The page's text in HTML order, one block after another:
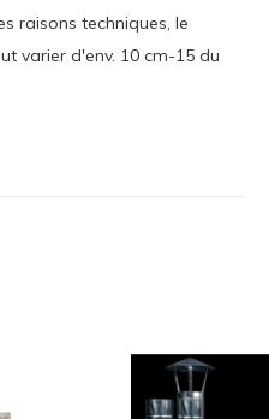
raisons techniques, le
varier d'env. 10 cm-15 du